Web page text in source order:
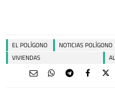
EL POLÍGONO NOTICIAS POLÍGONO
VIVIENDAS